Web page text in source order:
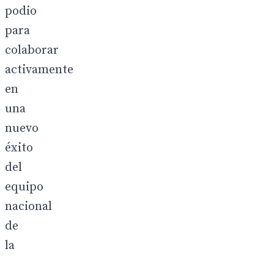
podio
para
colaborar
activamente
en
una
nuevo
éxito
del
equipo
nacional
de
la